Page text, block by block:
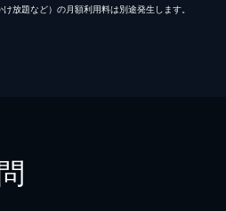
放題など）の月額利用料は別途発生します。